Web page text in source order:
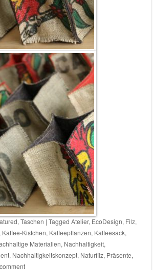
, Taschen | Tagged Atelier, EcoDesign, Filz,
Kaffee-Kistchen, Kaffeepflanzen, Kaffeesack,
Materialien, Nachhaltigkeit,
, Nachhaltigkeitskonzept, Naturfilz, Präsente,